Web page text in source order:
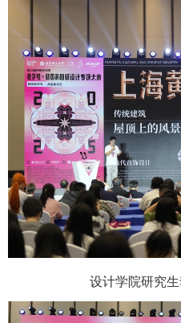
设计学院研究